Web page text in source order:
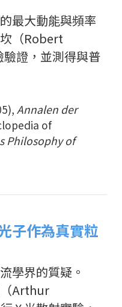
最大動能與頻率
（Robert
證，並測得與普
Annalen der
of
Philosophy of
子作為真實粒
學界的質疑。
Arthur